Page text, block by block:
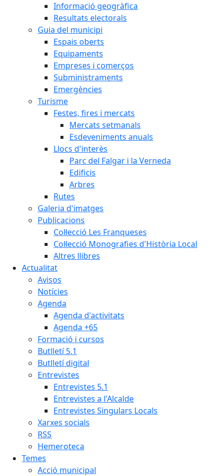
Informació geogràfica
Resultats electorals
Guia del municipi
Espais oberts
Equipaments
Empreses i comerços
Subministraments
Emergències
Turisme
Festes, fires i mercats
Mercats setmanals
Esdeveniments anuals
Llocs d'interès
Parc del Falgar i la Verneda
Edificis
Arbres
Rutes
Galeria d'imatges
Publicacions
Col·lecció Les Franqueses
Col·lecció Monografies d'Història Local
Altres llibres
Actualitat
Avisos
Notícies
Agenda
Agenda d'activitats
Agenda +65
Formació i cursos
Butlletí 5.1
Butlletí digital
Entrevistes
Entrevistes 5.1
Entrevistes a l'Alcalde
Entrevistes Singulars Locals
Xarxes socials
RSS
Hemeroteca
Temes
Acció municipal